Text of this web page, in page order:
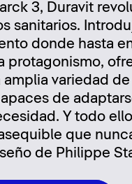
3, Duravit
sanitarios.
donde hasta
protagonismo,
amplia variedad de
de
Y todo
que
de Philippe